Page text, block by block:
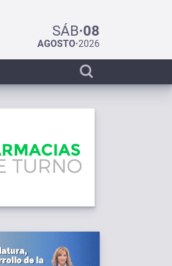
SÁB·08
AGOSTO·2026
Display
search